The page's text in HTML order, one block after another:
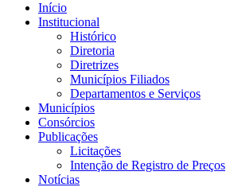
Início
Institucional
Histórico
Diretoria
Diretrizes
Municípios Filiados
Departamentos e Serviços
Municípios
Consórcios
Publicações
Licitações
Intenção de Registro de Preços
Notícias